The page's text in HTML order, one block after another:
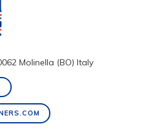
Molinella (BO) Italy